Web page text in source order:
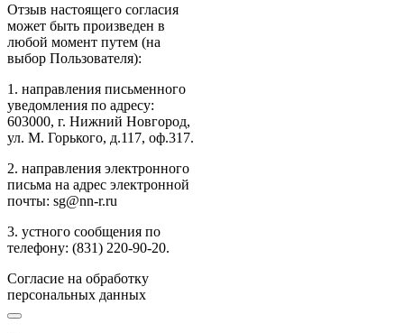
Отзыв настоящего согласия
может быть произведен в
любой момент путем (на
выбор Пользователя):
1. направления письменного
уведомления по адресу:
603000, г. Нижний Новгород,
ул. М. Горького, д.117, оф.317.
2. направления электронного
письма на адрес электронной
почты: sg@nn-r.ru
3. устного сообщения по
телефону: (831) 220-90-20.
Согласие на обработку
персональных данных